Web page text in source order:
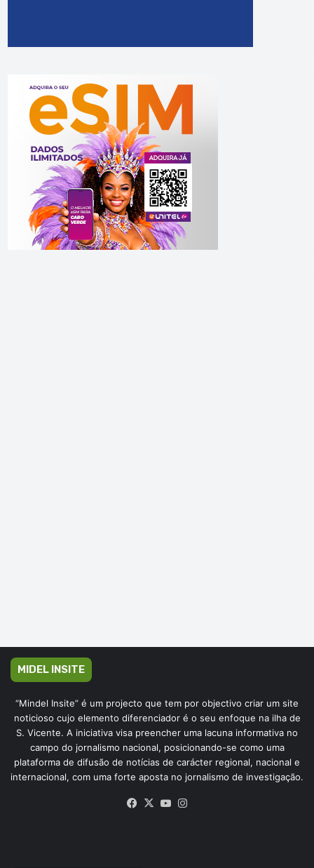
MIDEL INSITE
“Mindel Insite” é um projecto que tem por objectivo criar um site
noticioso cujo elemento diferenciador é o seu enfoque na ilha de
S. Vicente. A iniciativa visa preencher uma lacuna informativa no
campo do jornalismo nacional, posicionando-se como uma
plataforma de difusão de notícias de carácter regional, nacional e
internacional, com uma forte aposta no jornalismo de investigação.
Facebook
X YouTube